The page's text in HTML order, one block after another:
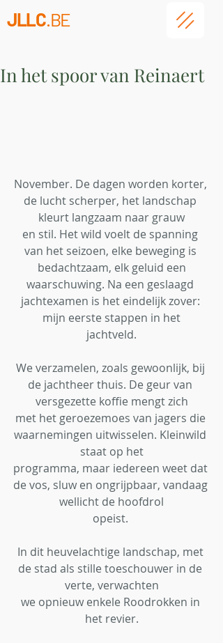
JLLC.BE
In het spoor van Reinaert
November. De dagen worden korter,
de lucht scherper, het landschap
kleurt langzaam naar grauw
en stil. Het wild voelt de spanning
van het seizoen, elke beweging is
bedachtzaam, elk geluid een
waarschuwing. Na een geslaagd
jachtexamen is het eindelijk zover:
mijn eerste stappen in het
jachtveld.
We verzamelen, zoals gewoonlijk, bij
de jachtheer thuis. De geur van
versgezette koffie mengt zich
met het geroezemoes van jagers die
waarnemingen uitwisselen. Kleinwild
staat op het
programma, maar iedereen weet dat
de vos, sluw en ongrijpbaar, vandaag
wellicht de hoofdrol
opeist.
In dit heuvelachtige landschap, met
de stad als stille toeschouwer in de
verte, verwachten
we opnieuw enkele Roodrokken in
het revier.